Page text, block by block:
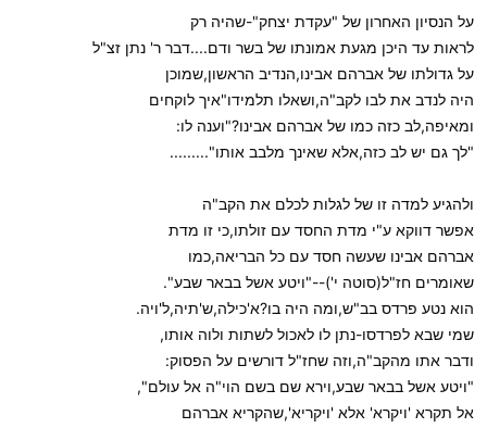
על הנסיון האחרון של "עקדת יצחק"-שהיה רק
לראות עד היכן מגעת אמונתו של בשר ודם....דבר ר' נתן זצ"ל
על גדולתו של אברהם אבינו,הנדיב הראשון,שמוכן
היה לנדב את לבו לקב"ה,ושאלו תלמידו"איך לוקחים
ומאיפה,לב כזה כמו של אברהם אבינו?"וענה לו:
"לך גם יש לב כזה,אלא שאינך מלבב אותו".........
ולהגיע למדה זו של לגלות לכלם את הקב"ה
אפשר דווקא ע"י מדת החסד עם זולתו,כי זו מדת
אברהם אבינו שעשה חסד עם כל הבריאה,כמו
שאומרים חז"ל(סוטה י')--"ויטע אשל בבאר שבע".
הוא נטע פרדס בב"ש,ומה היה בו?א'כילה,ש'תיה,ל'ויה.
שמי שבא לפרדסו-נתן לו לאכול לשתות ולוה אותו,
ודבר אתו מהקב"ה,וזה שחז"ל דורשים על הפסוק:
"ויטע אשל בבאר שבע,וירא שם בשם הוי"ה אל עולם",
אל תקרא 'ויקרא' אלא 'ויקריא',שהקריא אברהם